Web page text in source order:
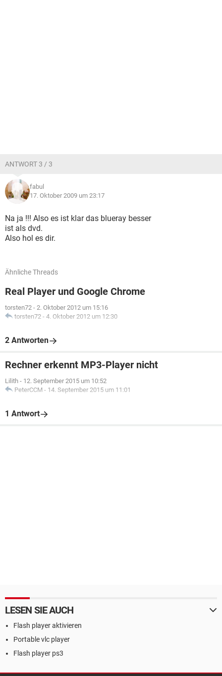
ANTWORT 3 / 3
fabul
17. Oktober 2009 um 23:17
Na ja !!! Also es ist klar das blueray besser
ist als dvd.
Also hol es dir.
Ähnliche Threads
Real Player und Google Chrome
torsten72 - 2. Oktober 2012 um 15:16
torsten72 - 4. Oktober 2012 um 12:30
2 Antworten
Rechner erkennt MP3-Player nicht
Lilith - 12. September 2015 um 10:52
PeterCCM - 14. September 2015 um 11:01
1 Antwort
LESEN SIE AUCH
Flash player aktivieren
Portable vlc player
Flash player ps3